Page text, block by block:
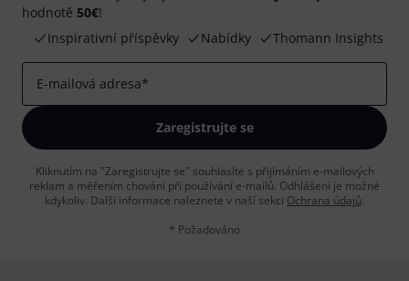
hodnotě 50€!
Inspirativní příspěvky
Nabídky Thomann Insights
E-mailová adresa*
Zaregistrujte se
Kliknutím na "Zaregistrujte se" souhlasíte s přijímáním e-mailových
reklam a měřením chování při používání e-mailů. Odhlášení je možné
kdykoliv. Další informace naleznete v naší sekci Ochrana údajů.
* Požadováno